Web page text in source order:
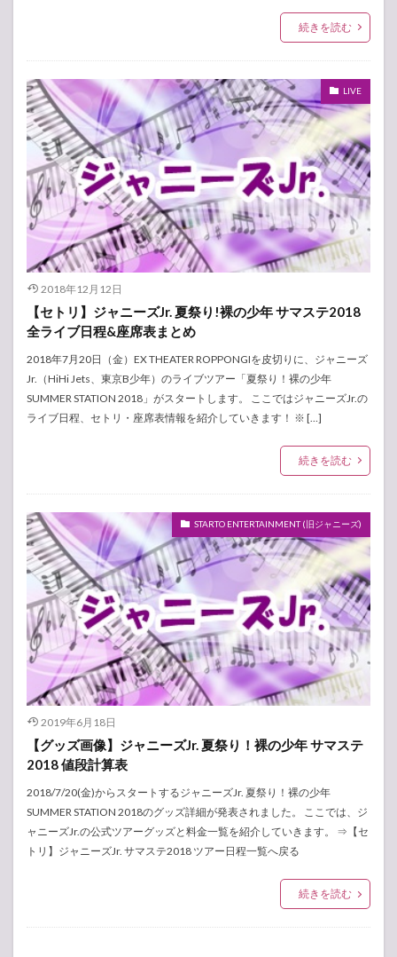
続きを読む
LIVE
2018年12月12日
【セトリ】ジャニーズJr. 夏祭り!裸の少年 サマステ2018
全ライブ日程&座席表まとめ
2018年7月20日（金）EX THEATER ROPPONGIを皮切りに、ジャニーズ
Jr.（HiHi Jets、東京B少年）のライブツアー「夏祭り！裸の少年
SUMMER STATION 2018」がスタートします。 ここではジャニーズJr.の
ライブ日程、セトリ・座席表情報を紹介していきます！ ※ […]
続きを読む
STARTO ENTERTAINMENT (旧ジャニーズ)
2019年6月18日
【グッズ画像】ジャニーズJr. 夏祭り！裸の少年 サマステ
2018 値段計算表
2018/7/20(金)からスタートするジャニーズJr. 夏祭り！裸の少年
SUMMER STATION 2018のグッズ詳細が発表されました。 ここでは、ジ
ャニーズJr.の公式ツアーグッズと料金一覧を紹介していきます。 ⇒【セ
トリ】ジャニーズJr. サマステ2018 ツアー日程一覧へ戻る
続きを読む